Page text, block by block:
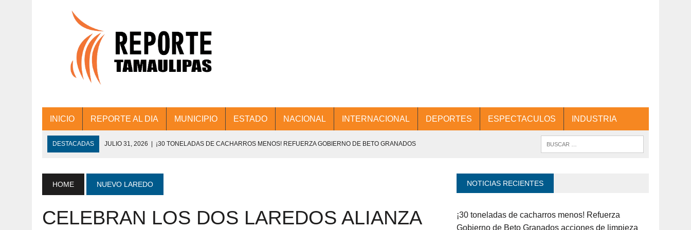
INICIO REPORTE AL DIA MUNICIPIO ESTADO NACIONAL INTERNACIONAL DEPORTES ESPECTACULOS INDUSTRIA
DESTACADAS JULIO 31, 2026 | ¡30 TONELADAS DE CACHARROS MENOS! REFUERZA GOBIERNO DE BETO GRANADOS
JULIO 30, 2026 | 💧🚰 ¡AGUA PARA LA COMUNIDAD!
JULIO 30, 2026 | ¡TRABAJO EN EQUIPO Y RESULTADOS! ENCABEZA BETO GRANADOS MESA DE TRABAJO CON PRESIDENTES
HOME NUEVO LAREDO
CELEBRAN LOS DOS LAREDOS ALIANZA
NOTICIAS RECIENTES
¡30 toneladas de cacharros menos! Refuerza
Gobierno de Beto Granados acciones de limpieza